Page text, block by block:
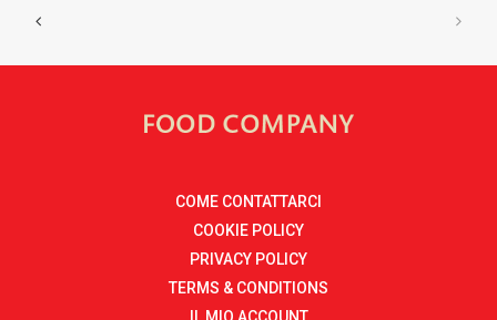
COME CONTATTARCI
COOKIE POLICY
PRIVACY POLICY
TERMS & CONDITIONS